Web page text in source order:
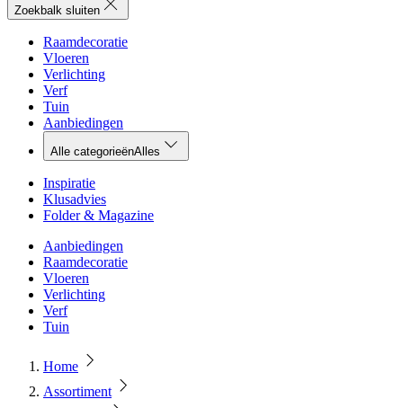
Zoekbalk sluiten
Raamdecoratie
Vloeren
Verlichting
Verf
Tuin
Aanbiedingen
Alle categorieënAlles
Inspiratie
Klusadvies
Folder & Magazine
Aanbiedingen
Raamdecoratie
Vloeren
Verlichting
Verf
Tuin
Home
Assortiment